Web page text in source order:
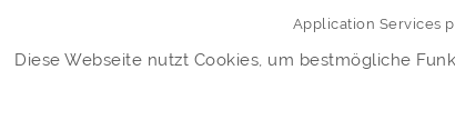
Application Services
Diese Webseite nutzt Cookies, um bestmögliche